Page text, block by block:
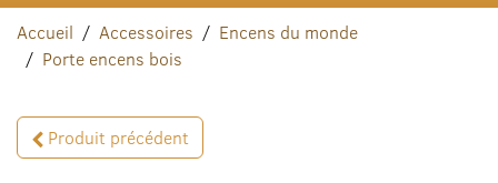
Accueil Accessoires
Encens du monde
Porte encens bois
Produit précédent